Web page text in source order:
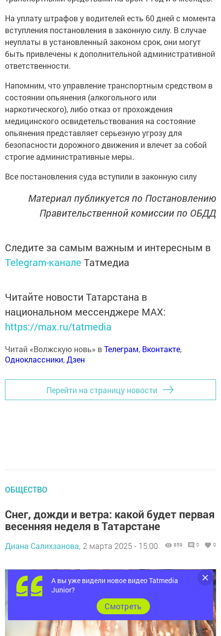
На уплату штрафов у водителей есть 60 дней с момента
вступления постановления в законную силу. В случае
неуплаты в установленный законом срок, они могут
быть привлечены к дополнительной административной
ответственности.
Напомним, что управление транспортным средством в
состоянии опьянения (алкогольного или
наркотического), либо отказ от прохождения
медицинского освидетельствования на состояние
опьянения представляет серьезную угрозу для
безопасности дорожного движения и влечет за собой
строгие административные меры.
Все постановления суда вступили в законную силу
Материал публикуется по Постановлению
Правительственной комиссии по ОБДД
Следите за самым важным и интересным в
Telegram-канале Татмедиа
Читайте новости Татарстана в
национальном мессенджере MАХ:
https://max.ru/tatmedia
Читай «Волжскую новь» вТелеграм, Вконтакте,
Одноклассники,Дзен
Перейти на страницу новости
ОБЩЕСТВО
Снег, дожди и ветра: какой будет первая
весенняя неделя в Татарстане
Диана Салихзанова, 2 марта 2025 - 15:00 859 0 0
А вы уже видели новое видео Tatmedia
Junior?
Cмотреть